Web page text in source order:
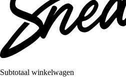
Subtotaal winkelwagen